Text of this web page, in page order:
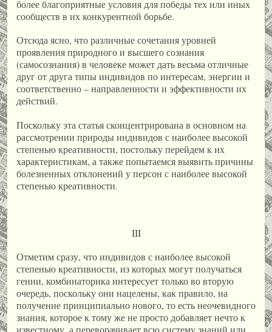
более благоприятные условия для победы тех или иных
сообществ в их конкурентной борьбе.
Отсюда ясно, что различные сочетания уровней
проявления природного и высшего сознания
(самосознания) в человеке может дать весьма отличные
друг от друга типы индивидов по интересам, энергии и
соответственно – направленности и эффективности их
действий.
Поскольку эта статья сконцентрирована в основном на
рассмотрении природы индивидов с наиболее высокой
степенью креативности, постольку перейдем к их
характеристикам, а также попытаемся выявить причины
болезненных отклонений у персон с наиболее высокой
степенью креативности.
III
Отметим сразу, что индивидов с наиболее высокой
степенью креативности, из которых могут получаться
гении, комбинаторика интересует только во вторую
очередь, поскольку они нацелены, как правило, на
получение принципиально нового, то есть неочевидного
знания, которое к тому же не просто добавляет нечто к
известному, а переворачивает всю систему знаний или